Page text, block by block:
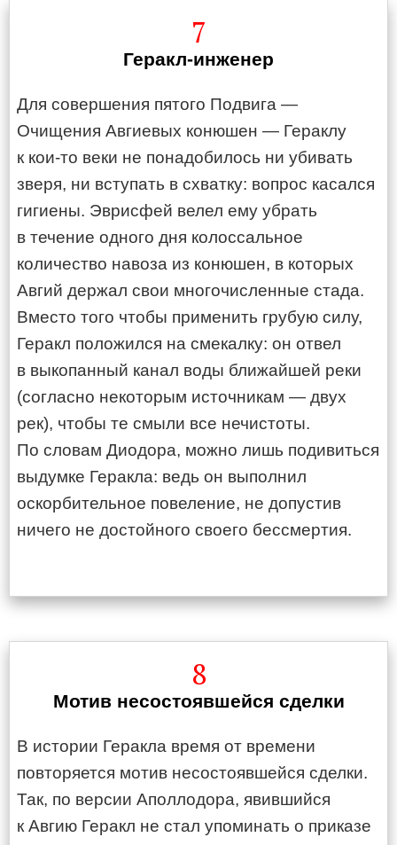
7
Геракл-инженер
Для совершения пятого Подвига —
Очищения Авгиевых конюшен — Гераклу
к кои-то веки не понадобилось ни убивать
зверя, ни вступать в схватку: вопрос касался
гигиены. Эврисфей велел ему убрать
в течение одного дня колоссальное
количество навоза из конюшен, в которых
Авгий держал свои многочисленные стада.
Вместо того чтобы применить грубую силу,
Геракл положился на смекалку: он отвел
в выкопанный канал воды ближайшей реки
(согласно некоторым источникам — двух
рек), чтобы те смыли все нечистоты.
По словам Диодора, можно лишь подивиться
выдумке Геракла: ведь он выполнил
оскорбительное повеление, не допустив
ничего не достойного своего бессмертия.
8
Мотив несостоявшейся сделки
В истории Геракла время от времени
повторяется мотив несостоявшейся сделки.
Так, по версии Аполлодора, явившийся
к Авгию Геракл не стал упоминать о приказе